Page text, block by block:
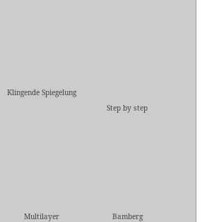
Klingende Spiegelung
Step by step
Multilayer Bamberg